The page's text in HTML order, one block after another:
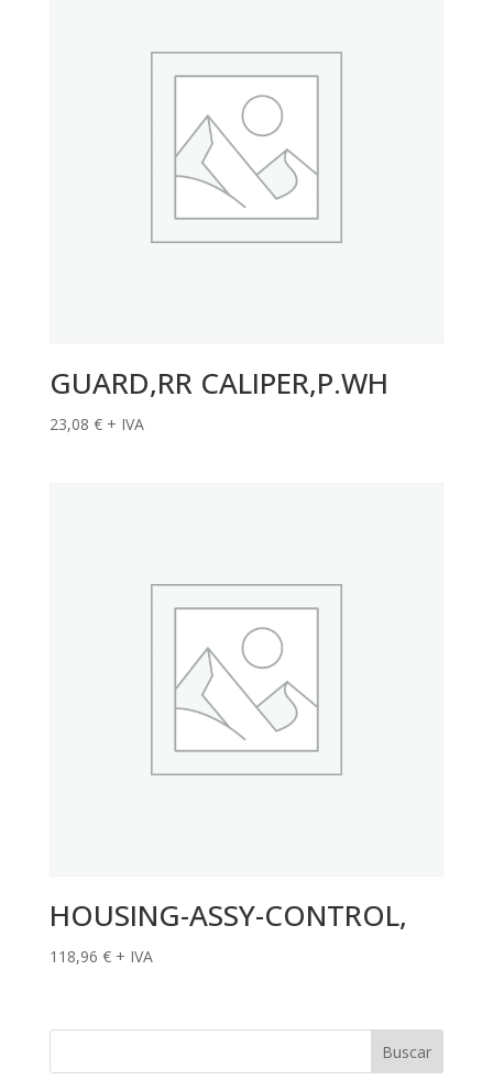
GUARD,RR CALIPER,P.WH
23,08 € + IVA
HOUSING-ASSY-CONTROL,
118,96 € + IVA
Buscar